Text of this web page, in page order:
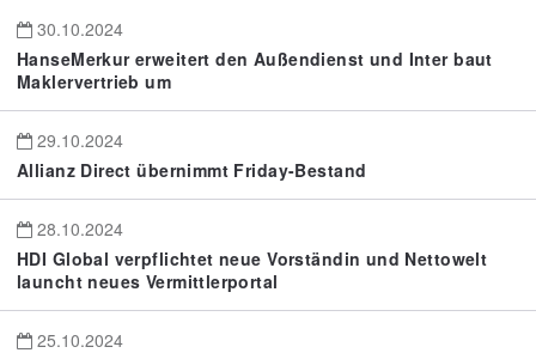
30.10.2024
HanseMerkur erweitert den Außendienst und Inter baut
Maklervertrieb um
29.10.2024
Allianz Direct übernimmt Friday-Bestand
28.10.2024
HDI Global verpflichtet neue Vorständin und Nettowelt
launcht neues Vermittlerportal
25.10.2024